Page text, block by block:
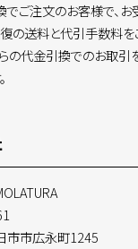
ご注文のお客様で、お
復の送料と代引手数料
の代金引換でのお取
市市広永町1245